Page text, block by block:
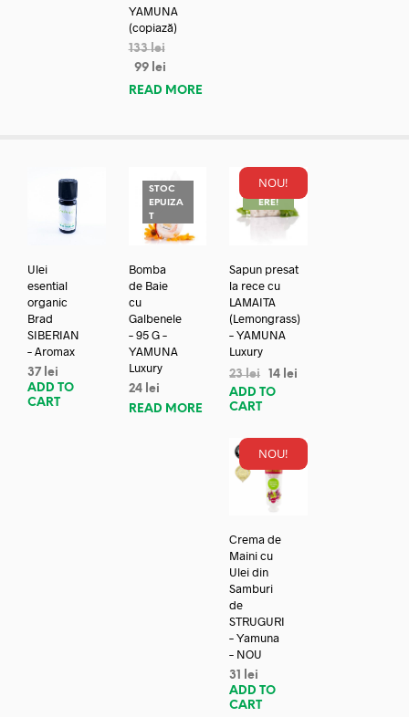
YAMUNA
(copiază)
133lei
99 lei
READ MORE
Ulei
esential
organic
Brad
SIBERIAN
– Aromax
37 lei
ADD TO
CART
STOC
EPUIZA
T
Bomba
de Baie
cu
Galbenele
– 95 G –
YAMUNA
Luxury
24 lei
READ MORE
NOU!
REDUC
ERE!
Sapun presat
la rece cu
LAMAITA
(Lemongrass)
– YAMUNA
Luxury
23lei 14 lei
ADD TO
CART
NOU!
Crema de
Maini cu
Ulei din
Samburi
de
STRUGURI
– Yamuna
– NOU
31
lei
ADD TO
CART